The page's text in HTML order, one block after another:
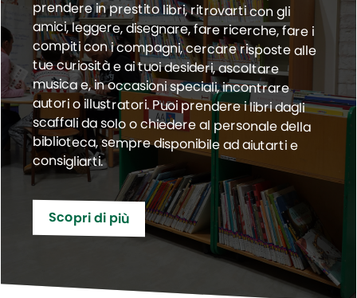
consigliarti.
Scopri di più